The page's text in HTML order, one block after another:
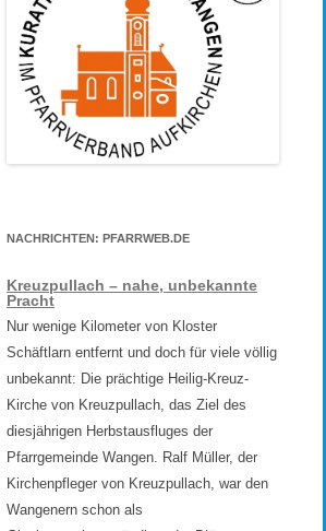
NACHRICHTEN: PFARRWEB.DE
Kreuzpullach – nahe, unbekannte
Pracht
Nur wenige Kilometer von Kloster
Schäftlarn entfernt und doch für viele völlig
unbekannt: Die prächtige Heilig-Kreuz-
Kirche von Kreuzpullach, das Ziel des
diesjährigen Herbstausfluges der
Pfarrgemeinde Wangen. Ralf Müller, der
Kirchenpfleger von Kreuzpullach, war den
Wangenern schon als